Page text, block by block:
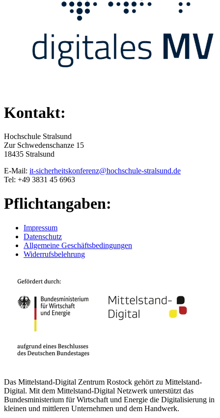
Kontakt:
Hochschule Stralsund
Zur Schwedenschanze 15
18435 Stralsund
E-Mail: it-sicherheitskonferenz@hochschule-stralsund.de
Tel: +49 3831 45 6963
Pflichtangaben:
Impressum
Datenschutz
Allgemeine Geschäftsbedingungen
Widerrufsbelehrung
Das Mittelstand-Digital Zentrum Rostock gehört zu Mittelstand-
Digital. Mit dem Mittelstand-Digital Netzwerk unterstützt das
Bundesministerium für Wirtschaft und Energie die Digitalisierung in
kleinen und mittleren Unternehmen und dem Handwerk.